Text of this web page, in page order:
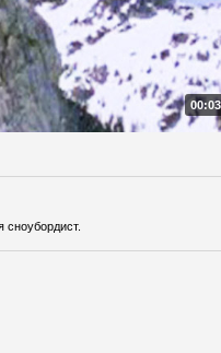
сноубордист.